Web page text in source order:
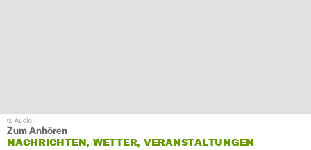
Zum Anhören
NACHRICHTEN, WETTER, VERANSTALTUNGEN